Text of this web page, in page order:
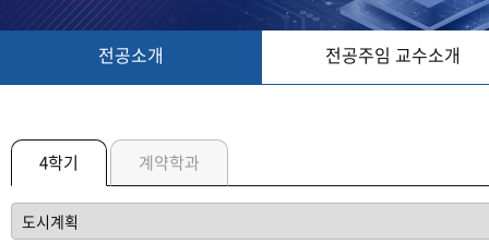
전공소개 전공주임 교수소개
4학기 계약학과